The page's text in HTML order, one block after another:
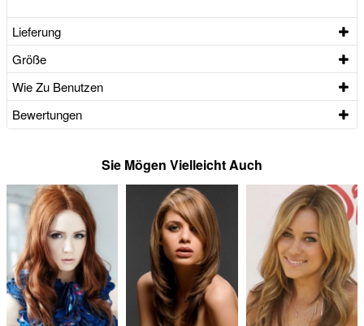
Lieferung
Größe
Wie Zu Benutzen
Bewertungen
Sie Mögen Vielleicht Auch